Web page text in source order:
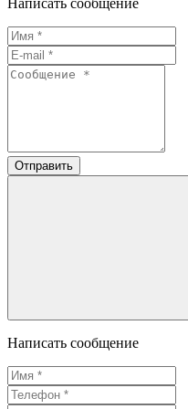
Отправить
Написать сообщение